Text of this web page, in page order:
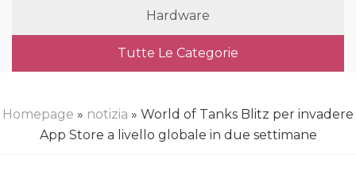
Hardware
Tutte Le Categorie
Homepage » notizia » World of Tanks Blitz per invadere
App Store a livello globale in due settimane